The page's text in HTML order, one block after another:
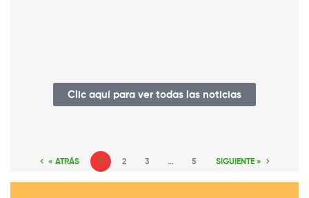
Clic aquí para ver todas las noticias
« ATRÁS 1 2 3 … 5 SIGUIENTE »